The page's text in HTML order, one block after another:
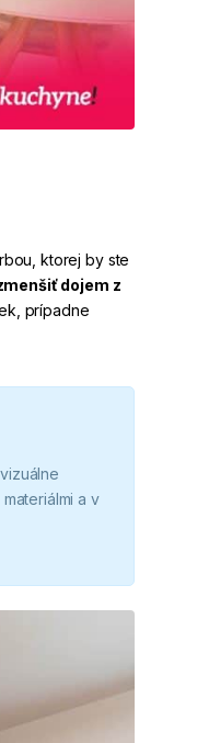
ktorej by ste
dojem z
prípadne
a v